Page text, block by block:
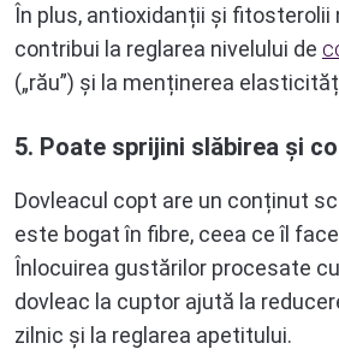
În plus, antioxidanții și fitosterolii
contribui la reglarea nivelului de
(„rău”) și la menținerea
5. Poate sprijini slăbirea și
Dovleacul copt are un conținut
este bogat în fibre, ceea ce îl
Înlocuirea gustărilor procesate
dovleac la cuptor ajută la
zilnic și la reglarea apetitului.